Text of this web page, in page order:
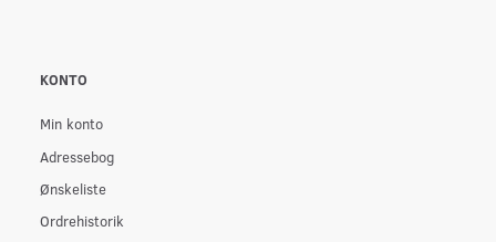
KONTO
Min konto
Adressebog
Ønskeliste
Ordrehistorik